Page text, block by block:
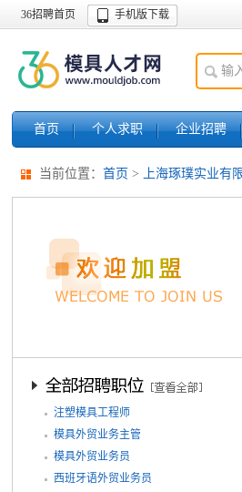
36招聘首页 手机版下载
首页 个人求职 企业招聘
当前位置： 首页 > 上海琢璞实业有
注塑模具工程师
模具外贸业务主管
模具外贸业务员
西班牙语外贸业务员